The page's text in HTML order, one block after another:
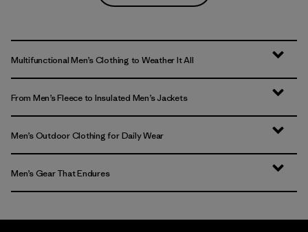
Multifunctional Men’s Clothing to Weather It All
From Men’s Fleece to Insulated Men’s Jackets
Men’s Outdoor Clothing for Daily Wear
Men’s Gear That Endures